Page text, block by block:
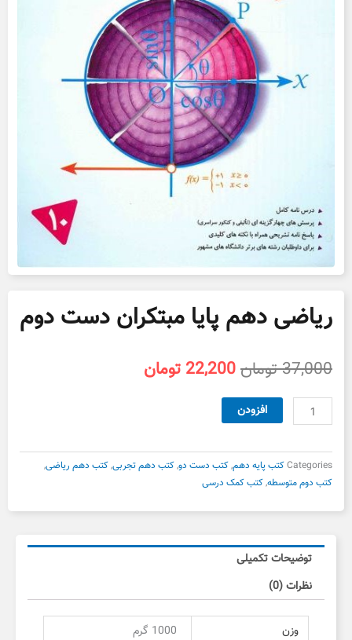
ریاضی دهم پایا مبتکران دست دوم
37,000تومانقیمت
بود.
22,200 تومان
ریاضی
دهم
مبتکران
دست
دوم
عدد
افزودن
Categoriesکتب پایه دهم,کتب دست دو,کتب دهم تجربی,کتب دهم ریاضی,
کتب دوم متوسطه,کتب کمک درسی
توضیحات تکمیلی
نظرات (0)
وزن
1000 گرم